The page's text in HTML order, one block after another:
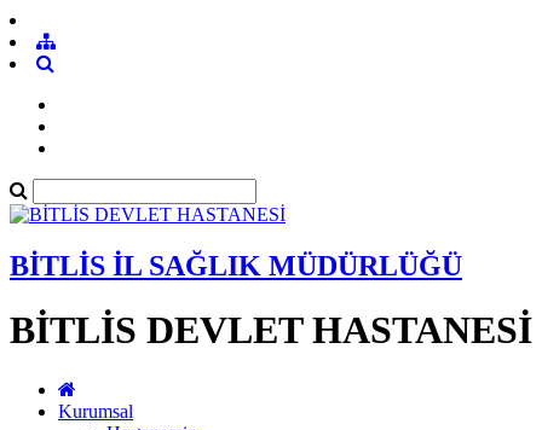
BİTLİS İL SAĞLIK MÜDÜRLÜĞÜ
BİTLİS DEVLET HASTANESİ
Kurumsal